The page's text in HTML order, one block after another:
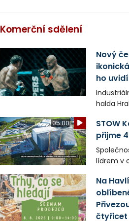
Komerční sdělení
Nový
ho
halda
v novém
do kin už
Frič a
součástí
Ondrík),
05:00
STOW
přijme
lídrem v
firmou s
Na
čtyřicet